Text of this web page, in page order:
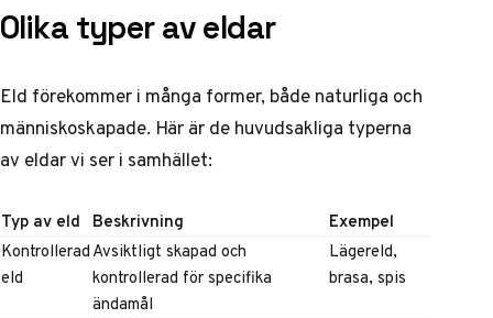
Olika typer av eldar
Eld förekommer i många former, både naturliga och
människoskapade. Här är de huvudsakliga typerna
av eldar vi ser i samhället:
Typ av eld Beskrivning
Exempel
Kontrollerad
eld
Avsiktligt skapad och
kontrollerad för specifika
ändamål
Lägereld,
brasa, spis